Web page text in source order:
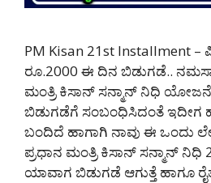
PM Kisan 21st Installment –
ರೂ.2000 ಈ ದಿನ ಬಿಡುಗಡೆ..
ಮಂತ್ರಿ ಕಿಸಾನ್ ಸನ್ಮಾನ್ ನಿಧಿ
ಬಿಡುಗಡೆಗೆ ಸಂಬಂಧಿಸಿದಂತೆ ಇದೀಗ
ಬಂದಿದೆ ಹಾಗಾಗಿ ನಾವು ಈ ಒಂದು
ಪ್ರಧಾನ ಮಂತ್ರಿ ಕಿಸಾನ್ ಸನ್ಮಾನ್ ನಿಧಿ
ಯಾವಾಗ ಬಿಡುಗಡೆ ಆಗುತ್ತೆ ಹಾಗೂ